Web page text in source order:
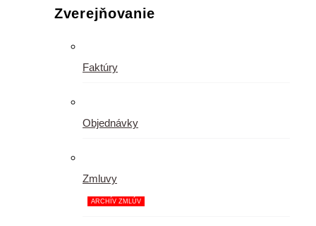
Zverejňovanie
Faktúry
Objednávky
Zmluvy
ARCHÍV ZMLÚV